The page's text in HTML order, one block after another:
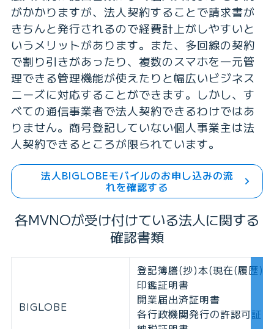
がかかりますが、法人契約することで請求書が
きちんと発行されるので経費計上がしやすいと
いうメリットがあります。また、多回線の契約
で割り引きがあったり、複数のスマホを一元管
理できる管理機能が使えたりと幅広いビジネス
ニーズに対応することができます。しかし、す
べての通信事業者で法人契約できるわけではあ
りません。商号登記していない個人事業主は法
人契約できるところが限られています。
法人BIGLOBEモバイルのお申し込みの流
れを確認する
各MVNOが受け付けている法人に関する
確認書類
BIGLOBE
登記簿謄(抄)本(現在(履歴)
印鑑証明書
開業届出済証明書
各行政機関発行の許認可証